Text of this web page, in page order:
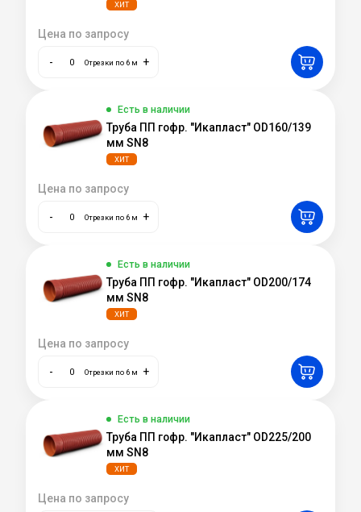
ХИТ
Цена по запросу
- Отрезки по 6 м +
Есть в наличии
Труба ПП гофр. "Икапласт" OD160/139
мм SN8
ХИТ
Цена по запросу
- Отрезки по 6 м +
Есть в наличии
Труба ПП гофр. "Икапласт" OD200/174
мм SN8
ХИТ
Цена по запросу
- Отрезки по 6 м +
Есть в наличии
Труба ПП гофр. "Икапласт" OD225/200
мм SN8
ХИТ
Цена по запросу